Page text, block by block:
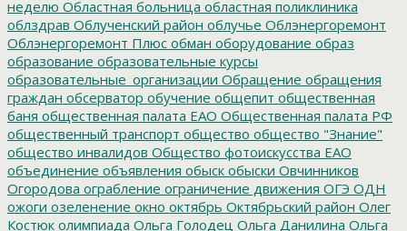
неделю Областная больница областная поликлиника
облздрав Облученский район облучье Облэнергоремонт
Облэнергоремонт Плюс обман оборудование образ
образование образовательные курсы
образовательные_организации Обращение обращения
граждан обсерватор обучение общепит общественная
баня общественная палата ЕАО Общественная палата РФ
общественный транспорт общество общество "Знание"
общество инвалидов Общество фотоискусства ЕАО
объединение объявления обыск обыски Овчинников
Огородова ограбление ограничение движения ОГЭ ОДН
ожоги озеленение окно октябрь Октябрьский район Олег
Костюк олимпиада Ольга Голодец Ольга Данилина Ольга